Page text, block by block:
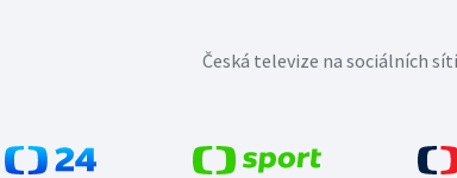
Česká televize na sociálních